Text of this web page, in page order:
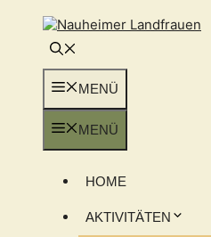
springen
MENÜ
MENÜ
HOME
AKTIVITÄTEN